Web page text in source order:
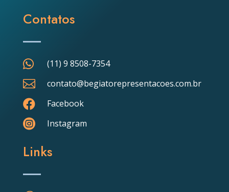
Contatos
 (11) 9 8508-7354
 contato@begiatorepresentacoes.com.br
 Facebook
 Instagram
Links